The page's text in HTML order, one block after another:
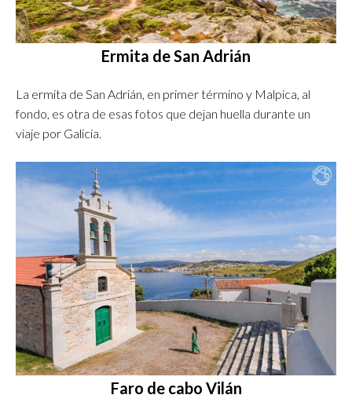
Ermita de San Adrián
La ermita de San Adrián, en primer término y Malpica, al
fondo, es otra de esas fotos que dejan huella durante un
viaje por Galicia.
Faro de cabo Vilán